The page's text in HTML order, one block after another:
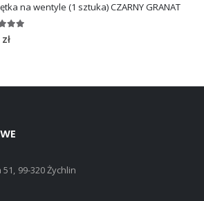
na wentyle (1 sztuka) CZARNY GRANAT
out of 5
zł
99-320 Żychlin